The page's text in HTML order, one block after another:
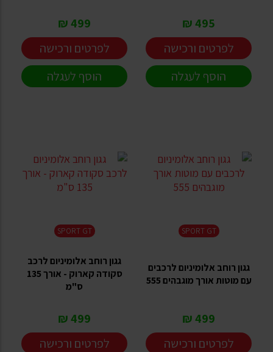
495 ₪
לפרטים ורכישה
הוסף לעגלה
499 ₪
לפרטים ורכישה
הוסף לעגלה
SPORT GT
גגון רוחב אלומיניום לרכבים
עם מוטות אורך מוגבהים 555
499 ₪
לפרטים ורכישה
SPORT GT
גגון רוחב אלומיניום לרכב
סקודה קארוק - אורך 135
ס"מ
499 ₪
לפרטים ורכישה